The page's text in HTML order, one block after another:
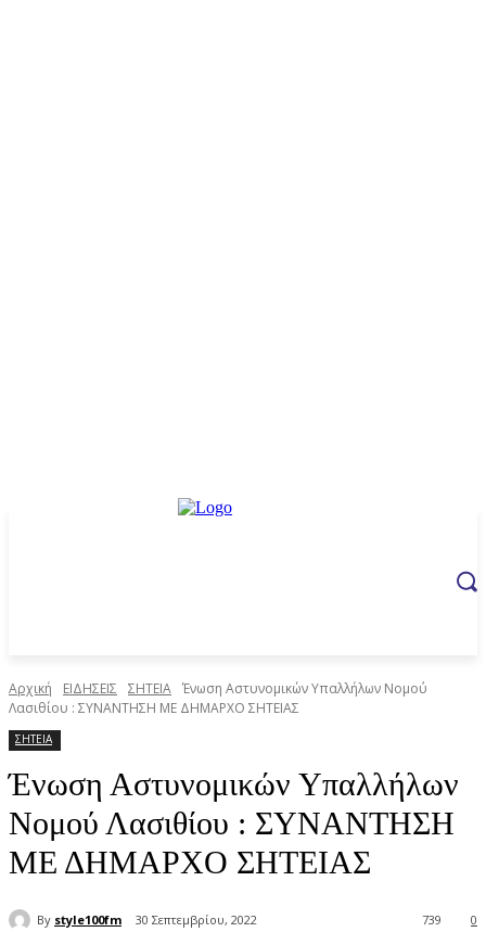
Αρχική ΕΙΔΗΣΕΙΣ ΣΗΤΕΙΑ Ένωση Αστυνομικών Υπαλλήλων Νομού
Λασιθίου : ΣΥΝΑΝΤΗΣΗ ΜΕ ΔΗΜΑΡΧΟ ΣΗΤΕΙΑΣ
ΣΗΤΕΙΑ
Ένωση Αστυνομικών Υπαλλήλων
Νομού Λασιθίου : ΣΥΝΑΝΤΗΣΗ
ΜΕ ΔΗΜΑΡΧΟ ΣΗΤΕΙΑΣ
By style100fm 30 Σεπτεμβρίου, 2022 0
739